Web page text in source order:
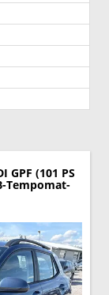
GPF (101 PS
Tempomat-